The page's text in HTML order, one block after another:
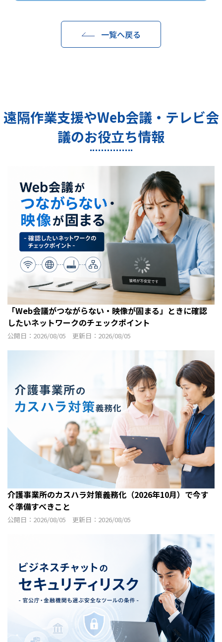
一覧へ戻る
遠隔作業支援やWeb会議・テレビ会
議のお役立ち情報
「Web会議がつながらない・映像が固まる」ときに確認
したいネットワークのチェックポイント
公開日：2026/08/05 更新日：2026/08/05
介護事業所のカスハラ対策義務化（2026年10月）で今す
ぐ準備すべきこと
公開日：2026/08/05 更新日：2026/08/05